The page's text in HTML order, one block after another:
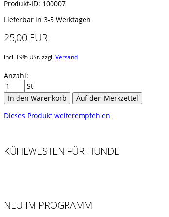
Produkt-ID: 100007
Lieferbar in 3-5 Werktagen
25,00 EUR
incl. 19% USt. zzgl. Versand
Anzahl:
St
In den Warenkorb
Auf den Merkzettel
Dieses Produkt weiterempfehlen
KÜHLWESTEN FÜR HUNDE
NEU IM PROGRAMM